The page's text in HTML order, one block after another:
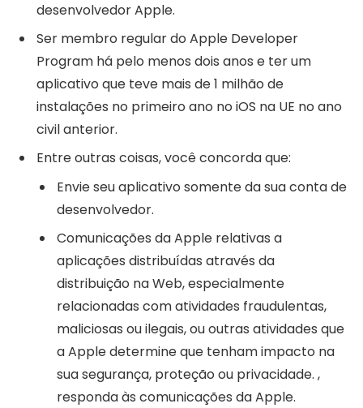
desenvolvedor Apple.
Ser membro regular do Apple Developer
Program há pelo menos dois anos e ter um
aplicativo que teve mais de 1 milhão de
instalações no primeiro ano no iOS na UE no ano
civil anterior.
Entre outras coisas, você concorda que:
Envie seu aplicativo somente da sua conta de
desenvolvedor.
Comunicações da Apple relativas a
aplicações distribuídas através da
distribuição na Web, especialmente
relacionadas com atividades fraudulentas,
maliciosas ou ilegais, ou outras atividades que
a Apple determine que tenham impacto na
sua segurança, proteção ou privacidade. ,
responda às comunicações da Apple.